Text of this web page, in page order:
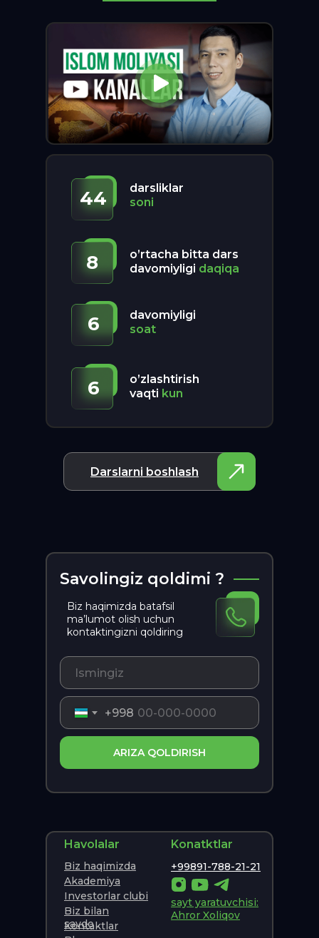
Darslarni boshlash
44
6
8
6
darsliklar
soni
davomiyligi
soat
o’rtacha bitta dars
davomiyligi daqiqa
o’zlashtirish
vaqti kun
Savolingiz qoldimi ?
Biz haqimizda batafsil
ma’lumot olish uchun
kontaktingizni qoldiring
+998
ARIZA QOLDIRISH
Havolalar
Biz haqimizda
Investorlar clubi
Akademiya
Kontaktlar
Biz bilan
savdo
Konatktlar
+99891-788-21-21
sayt yaratuvchisi:
Ahror Xoliqov